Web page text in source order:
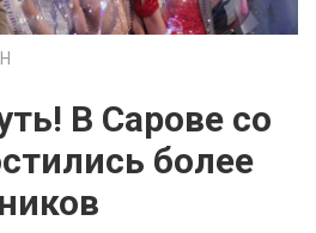
В Сарове со
более